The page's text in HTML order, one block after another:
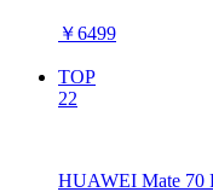
￥6499
TOP
22
HUAWEI Mate 70